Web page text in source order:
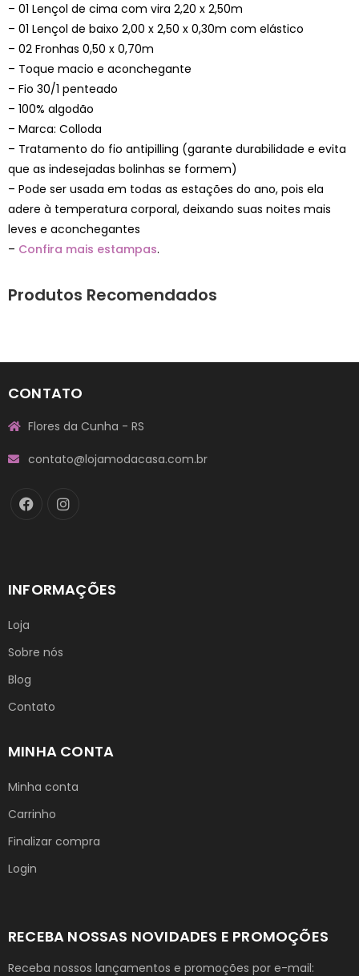
– 01 Lençol de cima com vira 2,20 x 2,50m
– 01 Lençol de baixo 2,00 x 2,50 x 0,30m com elástico
– 02 Fronhas 0,50 x 0,70m
– Toque macio e aconchegante
– Fio 30/1 penteado
– 100% algodão
– Marca: Colloda
– Tratamento do fio antipilling (garante durabilidade e evita
que as indesejadas bolinhas se formem)
– Pode ser usada em todas as estações do ano, pois ela
adere à temperatura corporal, deixando suas noites mais
leves e aconchegantes
– Confira mais estampas.
Produtos Recomendados
CONTATO
Flores da Cunha - RS
contato@lojamodacasa.com.br
INFORMAÇÕES
Loja
Sobre nós
Blog
Contato
MINHA CONTA
Minha conta
Carrinho
Finalizar compra
Login
RECEBA NOSSAS NOVIDADES E PROMOÇÕES
Receba nossos lançamentos e promoções por e-mail: